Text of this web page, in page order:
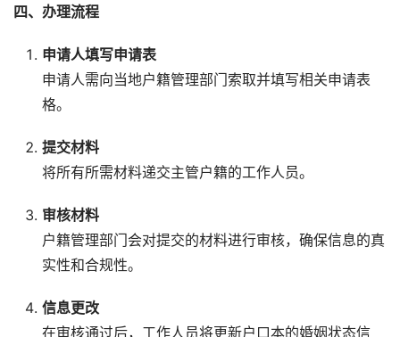
四、办理流程
申请人填写申请表
申请人需向当地户籍管理部门索取并填写相关申请表
格。
提交材料
将所有所需材料递交主管户籍的工作人员。
审核材料
户籍管理部门会对提交的材料进行审核，确保信息的真
实性和合规性。
信息更改
在审核通过后，工作人员将更新户口本的婚姻状态信